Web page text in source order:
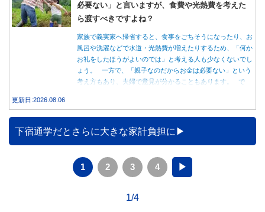
必要ない」と言いますが、食費や光熱費を考えた
ら渡すべきですよね？
家族で義実家へ帰省すると、食事をごちそうになったり、お
風呂や洗濯などで水道・光熱費が増えたりするため、「何か
お礼をしたほうがよいのでは」と考える人も少なくないでし
ょう。 一方で、「親子なのだからお金は必要ない」という
考え方もあり、夫婦で意見が分かることもあります。 で
更新日:2026.08.06
下宿通学だとさらに大きな家計負担に
1 2 3 4 ▶
1/4